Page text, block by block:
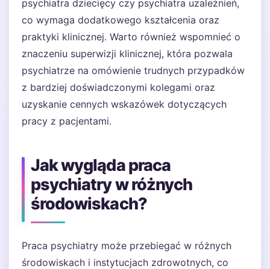
psychiatra dziecięcy czy psychiatra uzależnień,
co wymaga dodatkowego kształcenia oraz
praktyki klinicznej. Warto również wspomnieć o
znaczeniu superwizji klinicznej, która pozwala
psychiatrze na omówienie trudnych przypadków
z bardziej doświadczonymi kolegami oraz
uzyskanie cennych wskazówek dotyczących
pracy z pacjentami.
Jak wygląda praca
psychiatry w różnych
środowiskach?
Praca psychiatry może przebiegać w różnych
środowiskach i instytucjach zdrowotnych, co